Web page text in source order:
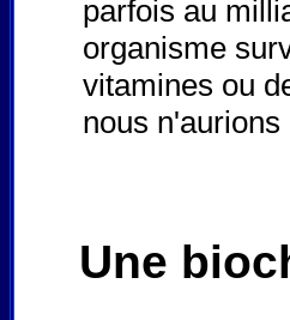
parfois au
organisme
vitamines ou
nous
Une